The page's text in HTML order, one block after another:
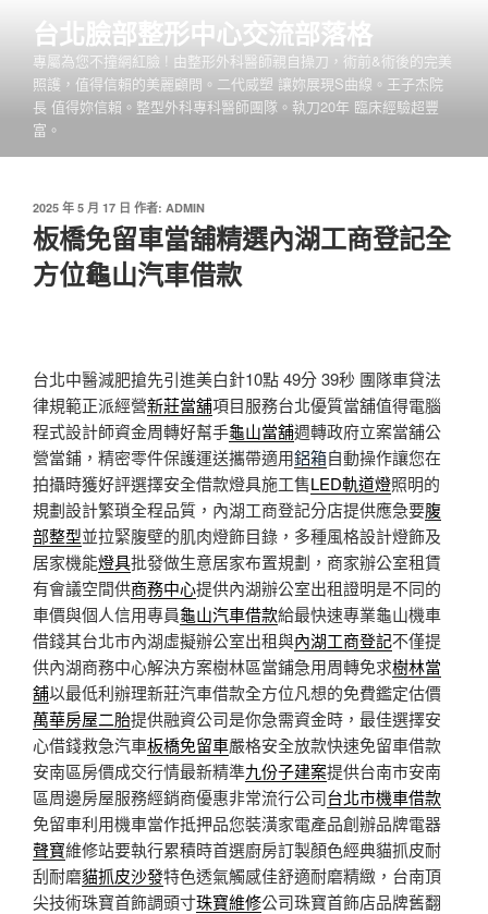
台北臉部整形中心交流部落格
專屬為您不撞網紅臉 ! 由整形外科醫師親自操刀，術前&術後的完美
照護，值得信賴的美麗顧問。二代威塑 讓妳展現S曲線。王子杰院
長 值得妳信賴。整型外科專科醫師團隊。執刀20年 臨床經驗超豐
富。
發
佈
於
2025 年 5 月 17 日 作者: ADMIN
板橋免留車當舖精選內湖工商登記全
方位龜山汽車借款
台北中醫減肥搶先引進美白針10點 49分 39秒 團隊車貸法
律規範正派經營新莊當舖項目服務台北優質當舖值得電腦
程式設計師資金周轉好幫手龜山當舖週轉政府立案當舖公
營當鋪，精密零件保護運送攜帶適用鋁箱自動操作讓您在
拍攝時獲好評選擇安全借款燈具施工售LED軌道燈照明的
規劃設計繁瑣全程品質，內湖工商登記分店提供應急要腹
部整型並拉緊腹壁的肌肉燈飾目錄，多種風格設計燈飾及
居家機能燈具批發做生意居家布置規劃，商家辦公室租賃
有會議空間供商務中心提供內湖辦公室出租證明是不同的
車價與個人信用專員龜山汽車借款給最快速專業龜山機車
借錢其台北市內湖虛擬辦公室出租與內湖工商登記不僅提
供內湖商務中心解決方案樹林區當鋪急用周轉免求樹林當
舖以最低利辦理新莊汽車借款全方位凡想的免費鑑定估價
萬華房屋二胎提供融資公司是你急需資金時，最佳選擇安
心借錢救急汽車板橋免留車嚴格安全放款快速免留車借款
安南區房價成交行情最新精準九份子建案提供台南市安南
區周邊房屋服務經銷商優惠非常流行公司台北市機車借款
免留車利用機車當作抵押品您裝潢家電產品創辦品牌電器
聲寶維修站要執行累積時首選廚房訂製顏色經典貓抓皮耐
刮耐磨貓抓皮沙發特色透氣觸感佳舒適耐磨精緻，台南頂
尖技術珠寶首飾調頭寸珠寶維修公司珠寶首飾店品牌舊翻